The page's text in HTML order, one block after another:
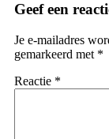
Geef een
Je e-mailadres
gemarkeerd met *
Reactie *